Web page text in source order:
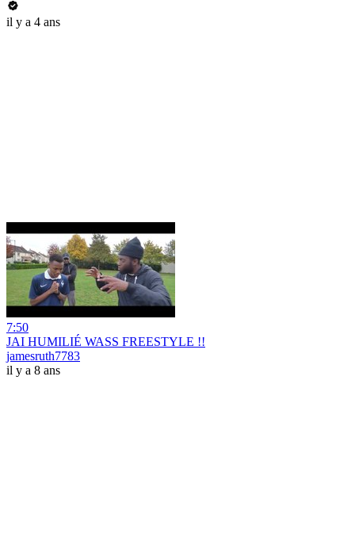
il y a 4 ans
7:50
JAI HUMILIÉ WASS FREESTYLE !!
jamesruth7783
il y a 8 ans